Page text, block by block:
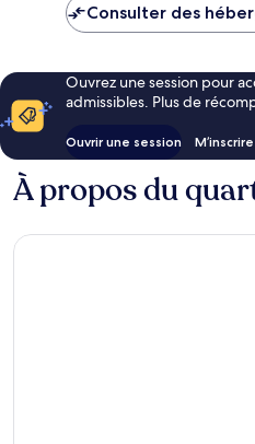
Consulter des
Ouvrez une session pour
admissibles. Plus de
Ouvrir une session
À propos du